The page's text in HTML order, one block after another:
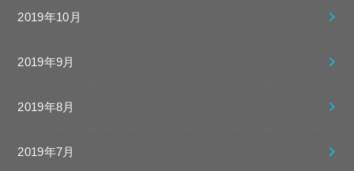
2019年10月
2019年9月
2019年8月
2019年7月